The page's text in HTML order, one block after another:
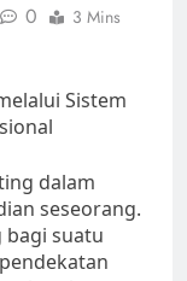
0 3 Mins
Sistem
dalam
seseorang.
bagi suatu